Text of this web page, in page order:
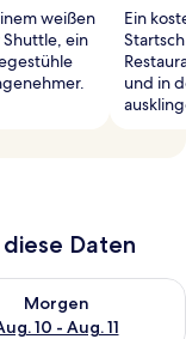
weißen
Shuttle, ein
Ein
und in
Daten
Aug. 9 - Aug.
Morgen
10 - Aug. 11
die Verfügbarkeit